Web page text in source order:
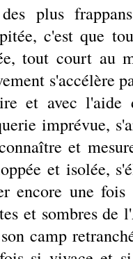
plus
c'est que
tout court au
s'accélère
et avec l'aide
imprévue,
et
et isolée,
encore une
et sombres de
camp